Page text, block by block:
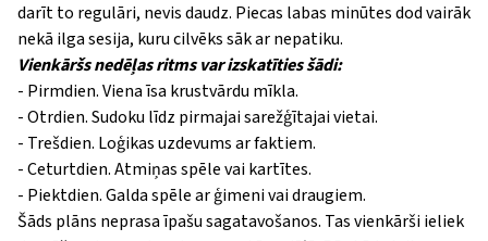
darīt to regulāri, nevis daudz. Piecas labas minūtes dod vairāk
nekā ilga sesija, kuru cilvēks sāk ar nepatiku.
Vienkāršs nedēļas ritms var izskatīties šādi:
- Pirmdien. Viena īsa krustvārdu mīkla.
- Otrdien. Sudoku līdz pirmajai sarežģītajai vietai.
- Trešdien. Loģikas uzdevums ar faktiem.
- Ceturtdien. Atmiņas spēle vai kartītes.
- Piektdien. Galda spēle ar ģimeni vai draugiem.
Šāds plāns neprasa īpašu sagatavošanos. Tas vienkārši ieliek